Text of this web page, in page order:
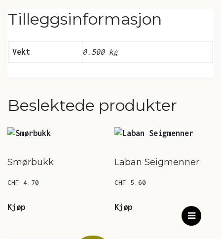
Tilleggsinformasjon
Vekt 0.500 kg
Beslektede produkter
Smørbukk
CHF 4.70
Kjøp
Laban Seigmenner
CHF 5.60
Kjøp